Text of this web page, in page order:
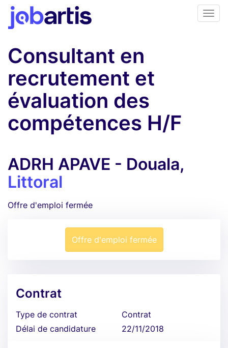
Consultant en
recrutement et
évaluation des
compétences H/F
ADRH APAVE - Douala,
Littoral
Offre d'emploi fermée
Offre d'emploi fermée
Contrat
Type de contrat
Contrat
Délai de candidature
22/11/2018